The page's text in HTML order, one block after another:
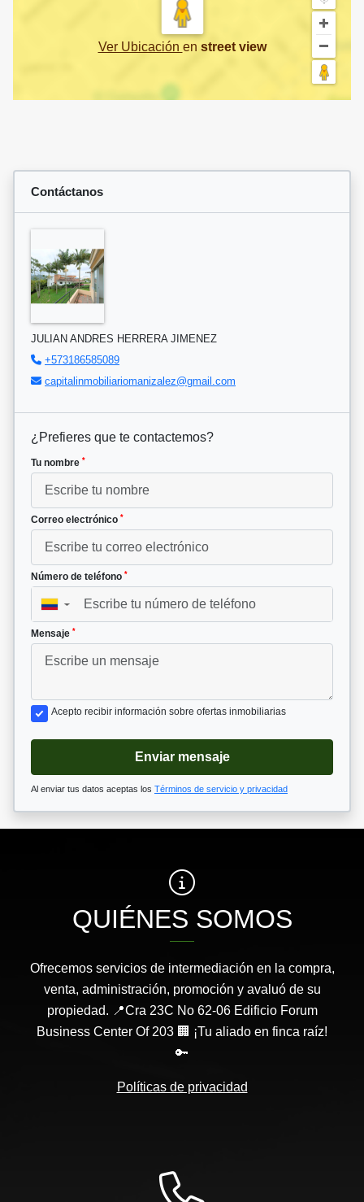
Ver Ubicación en street view
Contáctanos
JULIAN ANDRES HERRERA JIMENEZ
+573186585089
capitalinmobiliariomanizalez@gmail.com
¿Prefieres que te contactemos?
Tu nombre *
Correo electrónico *
Número de teléfono *
▼
Mensaje *
Acepto recibir información sobre ofertas inmobiliarias
Enviar mensaje
Al enviar tus datos aceptas los Términos de servicio y privacidad
QUIÉNES SOMOS
Ofrecemos servicios de intermediación en la compra,
venta, administración, promoción y avaluó de su
propiedad. 📍Cra 23C No 62-06 Edificio Forum
Business Center Of 203 🏢 ¡Tu aliado en finca raíz!
🔑
Políticas de privacidad